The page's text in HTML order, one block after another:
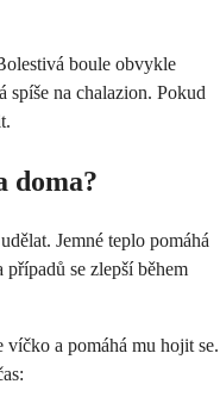
boule obvykle
spíše na chalazion. Pokud
doma?
Jemné teplo pomáhá
se zlepší během
a pomáhá mu hojit se.